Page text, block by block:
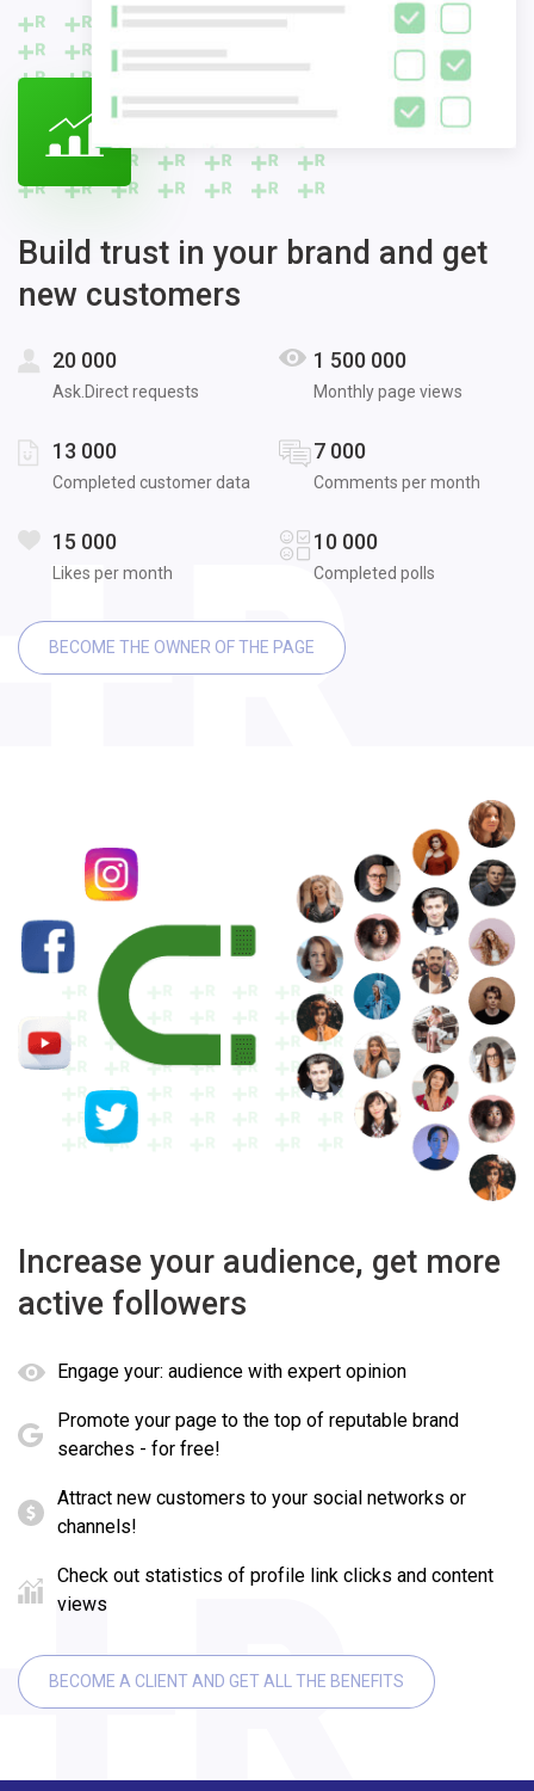
Build trust in your brand and get
new customers
20 000
Ask.Direct requests
1 500 000
Monthly page views
13 000
Completed customer data
7 000
Comments per month
15 000
Likes per month
10 000
Completed polls
BECOME THE OWNER OF THE PAGE
Increase your audience, get more
active followers
Engage your: audience with expert opinion
Promote your page to the top of reputable brand
searches - for free!
Attract new customers to your social networks or
channels!
Check out statistics of profile link clicks and content
views
BECOME A CLIENT AND GET ALL THE BENEFITS